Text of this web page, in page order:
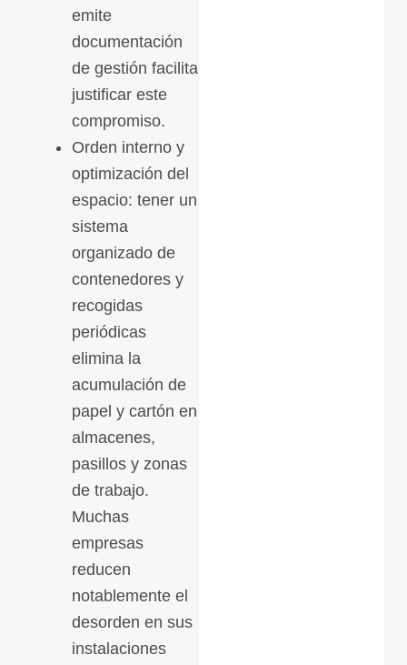
emite
documentación
de gestión facilita
justificar este
compromiso.
Orden interno y
optimización del
espacio: tener un
sistema
organizado de
contenedores y
recogidas
periódicas
elimina la
acumulación de
papel y cartón en
almacenes,
pasillos y zonas
de trabajo.
Muchas
empresas
reducen
notablemente el
desorden en sus
instalaciones